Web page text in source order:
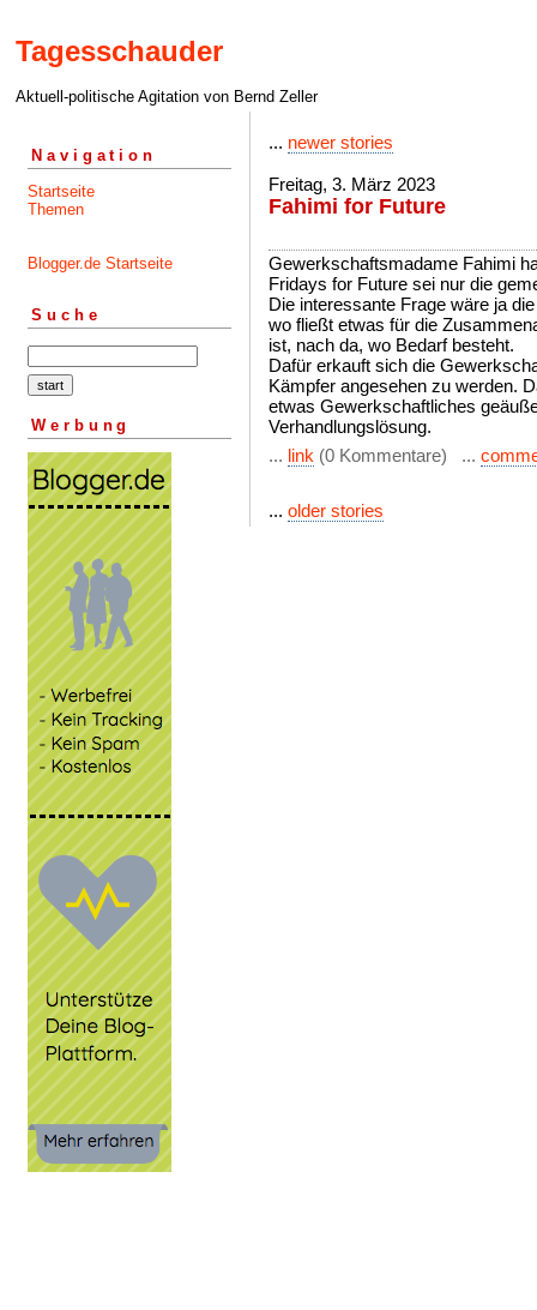
Tagesschauder
Aktuell-politische Agitation von Bernd Zeller
Navigation
Startseite
Themen
Blogger.de Startseite
Suche
Werbung
... newer stories
Freitag, 3. März 2023
Fahimi for Future
Gewerkschaftsmadame Fahimi
Fridays for Future sei nur die
Die interessante Frage wäre ja
wo fließt etwas für die
ist, nach da, wo Bedarf besteht.
Dafür erkauft sich die
Kämpfer angesehen zu werden.
etwas Gewerkschaftliches
Verhandlungslösung.
... link (0 Kommentare) ...
... older stories